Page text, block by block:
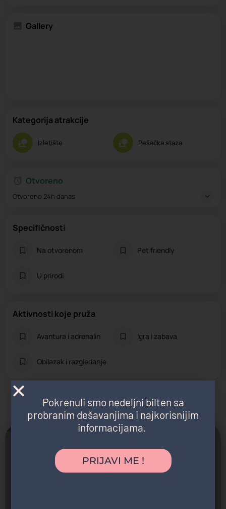
Gallery
Kategorija atrakcije
Izletište Pešačka staza
Otvoreno
Otvoreno 24h danas
Specifičnosti
Na otvorenom Pet friendly
U prirodi
Aktivnosti koje pruža
Avantura i adrenalin Igra i zabava
Obilazak i razgledanje
Možda vas zanima i sledeće:
Pokrenuli smo nedeljni bilten sa
probranim dešavanjima i najkorisnijim
informacijama.
PRIJAVI ME !